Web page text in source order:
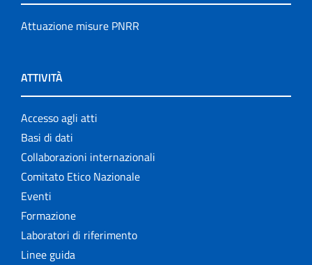
Attuazione misure PNRR
ATTIVITÀ
Accesso agli atti
Basi di dati
Collaborazioni internazionali
Comitato Etico Nazionale
Eventi
Formazione
Laboratori di riferimento
Linee guida